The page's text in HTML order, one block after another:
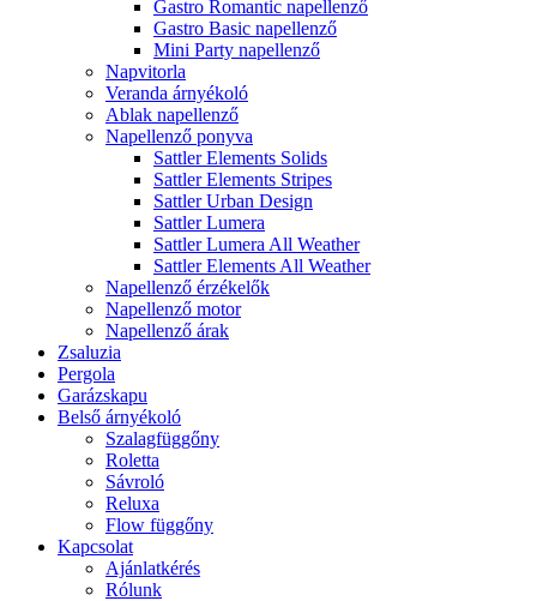
Gastro Romantic napellenző
Gastro Basic napellenző
Mini Party napellenző
Napvitorla
Veranda árnyékoló
Ablak napellenző
Napellenző ponyva
Sattler Elements Solids
Sattler Elements Stripes
Sattler Urban Design
Sattler Lumera
Sattler Lumera All Weather
Sattler Elements All Weather
Napellenző érzékelők
Napellenző motor
Napellenző árak
Zsaluzia
Pergola
Garázskapu
Belső árnyékoló
Szalagfüggőny
Roletta
Sávroló
Reluxa
Flow függőny
Kapcsolat
Ajánlatkérés
Rólunk